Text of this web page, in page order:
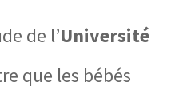
de l’Université
que les bébés